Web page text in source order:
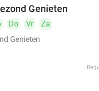
Genieten
Do Vr
Za
Genieten